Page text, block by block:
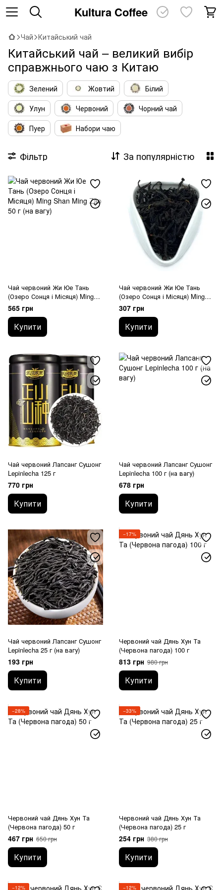
Kultura Coffee
Чай Китайський чай
Китайський чай – великий вибір
справжнього чаю з Китаю
Зелений Жовтий
Білий
Улун
Червоний
Чорний чай
Пуер
Набори чаю
Фільтр За популярністю
Чай червоний Жи Юе Тань
(Озеро Сонця і Місяця) Ming
Shan Ming Zao 50 г (на вагу)
565 грн
Купити
Чай червоний Жи Юе Тань
(Озеро Сонця і Місяця) Ming
Shan Ming Zao 25 г (на вагу)
307 грн
Купити
Чай червоний Лапсанг Сушонг
Lepinlecha 125 г
770 грн
Купити
Чай червоний Лапсанг Сушонг
Lepinlecha 100 г (на вагу)
678 грн
Купити
Чай червоний Лапсанг Сушонг
Lepinlecha 25 г (на вагу)
193 грн
Купити
−17%
Червоний чай Дянь Хун Та
(Червона пагода) 100 г
813 грн 980 грн
Купити
−28%
Червоний чай Дянь Хун Та
(Червона пагода) 50 г
467 грн 650 грн
Купити
−33%
Червоний чай Дянь Хун Та
(Червона пагода) 25 г
254 грн 380 грн
Купити
−12% −12%